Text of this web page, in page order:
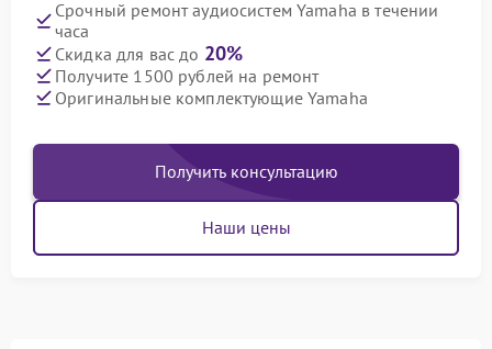
Срочный ремонт аудиосистем Yamaha в течении
часа
Скидка для вас до 20%
Получите 1500 рублей на ремонт
Оригинальные комплектующие Yamaha
Получить консультацию
Наши цены